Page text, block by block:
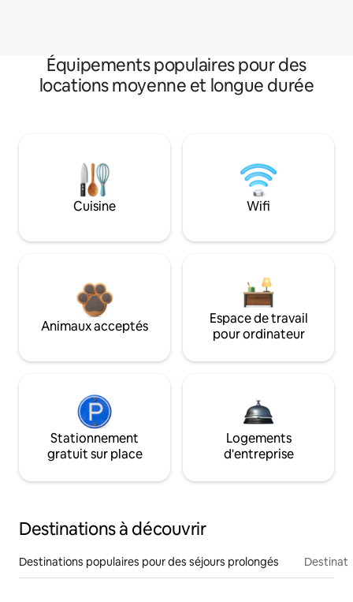
Équipements populaires pour des
locations moyenne et longue durée
Cuisine Wifi
Animaux acceptés
Espace de travail
pour ordinateur
Stationnement
gratuit sur place
Logements
d'entreprise
Destinations à découvrir
Destinations populaires pour des séjours prolongés